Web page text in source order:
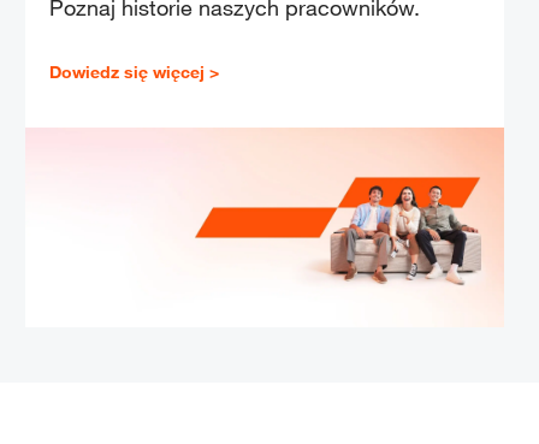
Poznaj historie naszych pracowników.
Dowiedz się więcej >